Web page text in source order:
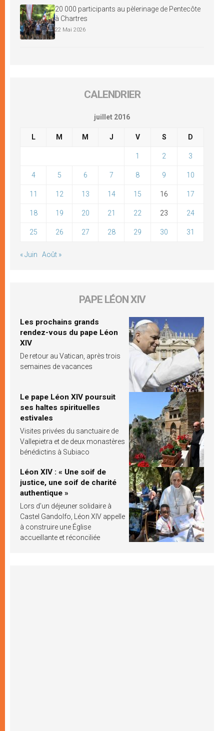
20 000 participants au pèlerinage de Pentecôte
à Chartres
22 Mai 2026
CALENDRIER
juillet 2016
L M M J V S D
1 2 3
4 5 6 7 8 9 10
11 12 13 14 15 16 17
18 19 20 21 22 23 24
25 26 27 28 29 30 31
« Juin Août »
PAPE LÉON XIV
Les prochains grands
rendez-vous du pape Léon
XIV
De retour au Vatican, après trois
semaines de vacances
Le pape Léon XIV poursuit
ses haltes spirituelles
estivales
Visites privées du sanctuaire de
Vallepietra et de deux monastères
bénédictins à Subiaco
Léon XIV : « Une soif de
justice, une soif de charité
authentique »
Lors d’un déjeuner solidaire à
Castel Gandolfo, Léon XIV appelle
à construire une Église
accueillante et réconciliée